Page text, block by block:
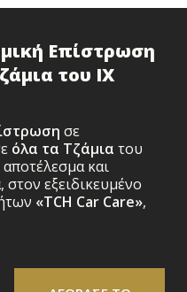
Επίστρωση
του ΙΧ
σε
όλα τα Τζάμια του
και
εξειδικευμένο
«TCH Car Care»,